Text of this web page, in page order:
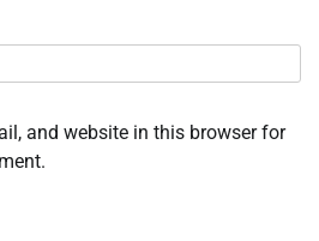
and website in this browser for